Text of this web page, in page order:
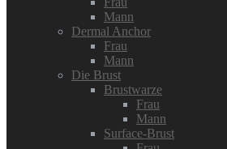
Mann
Dermal Anchor
Frau
Mann
Die Brust
Brustwarze
Frau
Mann
Surface-Brust